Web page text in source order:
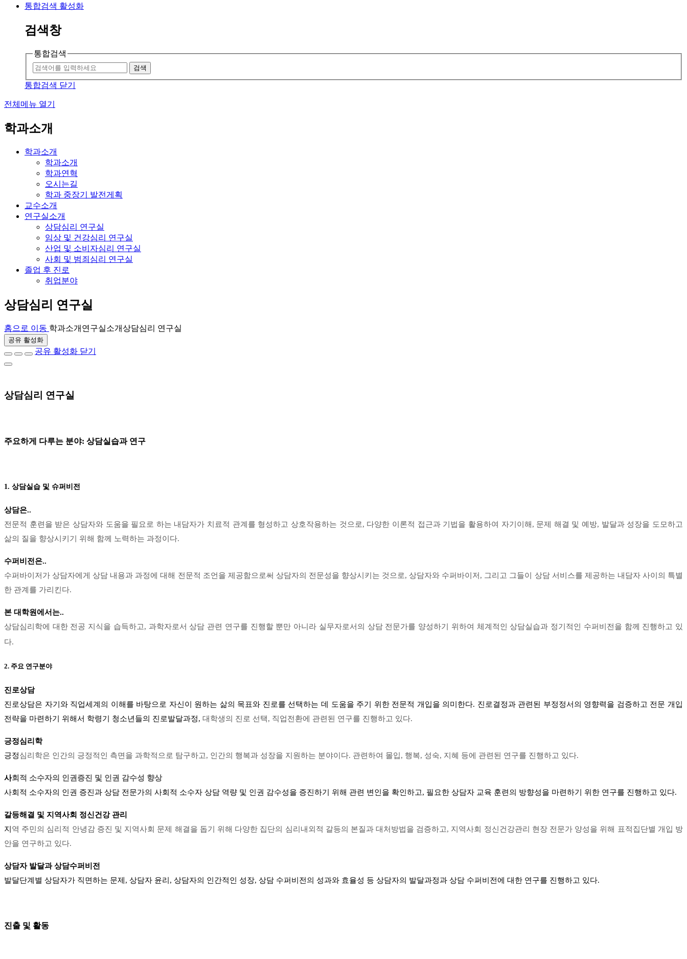
통합검색 활성화
검색창
통합검색
검색
통합검색 닫기
전체메뉴 열기
학과소개
학과소개
학과소개
학과연혁
오시는길
학과 중장기 발전게획
교수소개
연구실소개
상담심리 연구실
임상 및 건강심리 연구실
산업 및 소비자심리 연구실
사회 및 범죄심리 연구실
졸업 후 진로
취업분야
상담심리 연구실
홈으로 이동 학과소개 연구실소개상담심리 연구실
공유 활성화
공유 활성화 닫기
상담심리 연구실
주요하게 다루는 분야: 상담실습과 연구
1. 상담실습 및 슈퍼비전
상담은..
전문적 훈련을 받은 상담자와 도움을 필요로 하는 내담자가 치료적 관계를 형성하고 상호작용하는 것으로, 다양한 이론적 접근과 기법을 활용하여 자기이해, 문제 해결 및 예방, 발달과 성장을 도모하고
삶의 질을 향상시키기 위해 함께 노력하는 과정이다.
수퍼비전은..
수퍼바이저가 상담자에게 상담 내용과 과정에 대해 전문적 조언을 제공함으로써 상담자의 전문성을 향상시키는 것으로, 상담자와 수퍼바이저, 그리고 그들이 상담 서비스를 제공하는 내담자 사이의 특별
한 관계를 가리킨다.
본 대학원에서는..
상담심리학에 대한 전공 지식을 습득하고, 과학자로서 상담 관련 연구를 진행할 뿐만 아니라 실무자로서의 상담 전문가를 양성하기 위하여 체계적인 상담실습과 정기적인 수퍼비전을 함께 진행하고 있
다.
2. 주요 연구분야
진로상담
진로상담은 자기와 직업세계의 이해를 바탕으로 자신이 원하는 삶의 목표와 진로를 선택하는 데 도움을 주기 위한 전문적 개입을 의미한다. 진로결정과 관련된 부정정서의 영향력을 검증하고 전문 개입
전략을 마련하기 위해서 학령기 청소년들의 진로발달과정, 대학생의 진로 선택, 직업전환에 관련된 연구를 진행하고 있다.
긍정심리학
긍정심리학은 인간의 긍정적인 측면을 과학적으로 탐구하고, 인간의 행복과 성장을 지원하는 분야이다. 관련하여 몰입, 행복, 성숙, 지혜 등에 관련된 연구를 진행하고 있다.
사회적 소수자의 인권증진 및 인권 감수성 향상
사회적 소수자의 인권 증진과 상담 전문가의 사회적 소수자 상담 역량 및 인권 감수성을 증진하기 위해 관련 변인을 확인하고, 필요한 상담자 교육 훈련의 방향성을 마련하기 위한 연구를 진행하고 있다.
갈등해결 및 지역사회 정신건강 관리
지역 주민의 심리적 안녕감 증진 및 지역사회 문제 해결을 돕기 위해 다양한 집단의 심리내외적 갈등의 본질과 대처방법을 검증하고, 지역사회 정신건강관리 현장 전문가 양성을 위해 표적집단별 개입 방
안을 연구하고 있다.
상담자 발달과 상담수퍼비전
발달단계별 상담자가 직면하는 문제, 상담자 윤리, 상담자의 인간적인 성장, 상담 수퍼비전의 성과와 효율성 등 상담자의 발달과정과 상담 수퍼비전에 대한 연구를 진행하고 있다.
진출 및 활동